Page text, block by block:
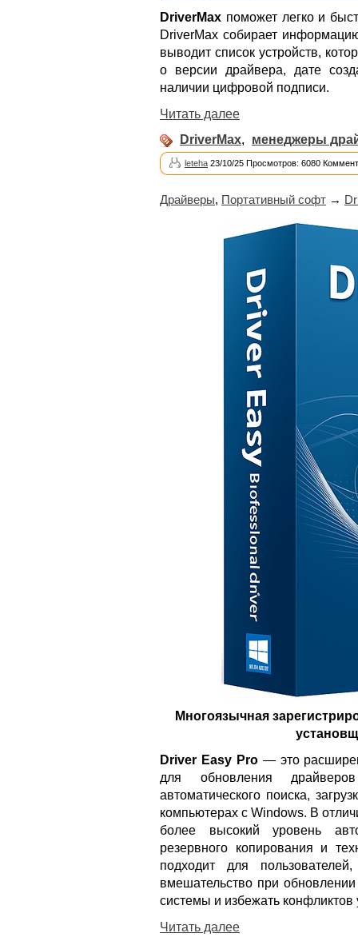
DriverMax поможет легко и
DriverMax собирает
выводит список устройств,
о версии драйвера, дате
наличии цифровой подписи.
Читать далее
DriverMax, менеджеры
leteha 23/10/25 Просмотров: 6080
Драйверы, Портативный софт →
Многоязычная
Driver Easy Pro— это
для обновления
автоматического поиска,
компьютерах с Windows. В
более высокий уровень
резервного копирования и
подходит для
вмешательство при
системы и избежать конфликтов
Читать далее